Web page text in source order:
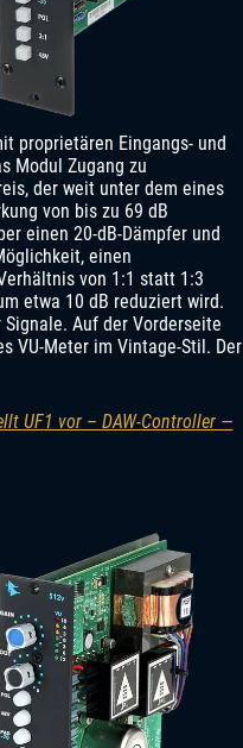
proprietären Eingangs- und
Modul Zugang zu
der weit unter dem eines
von bis zu 69 dB
einen 20-dB-Dämpfer und
einen
von 1:1 statt 1:3
etwa 10 dB reduziert wird.
Auf der Vorderseite
VU-Meter im Vintage-Stil. Der
UF1 vor – DAW-Controller —